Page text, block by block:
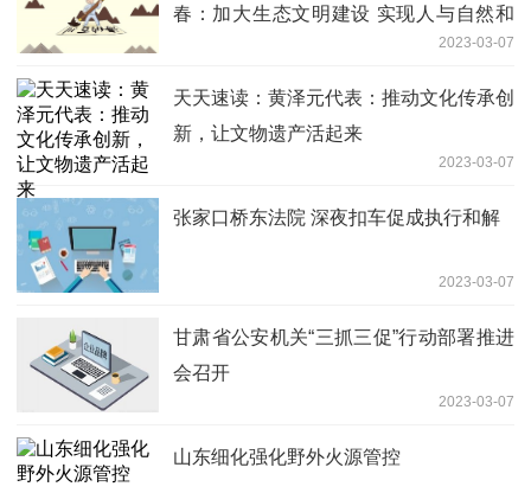
春：加大生态文明建设 实现人与自然和
2023-03-07
天天速读：黄泽元代表：推动文化传承创
新，让文物遗产活起来
2023-03-07
张家口桥东法院 深夜扣车促成执行和解
2023-03-07
甘肃省公安机关“三抓三促”行动部署推进
会召开
2023-03-07
山东细化强化野外火源管控